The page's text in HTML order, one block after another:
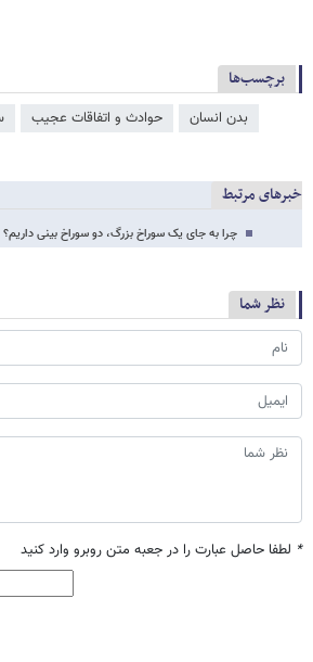
برچسب‌ها
بدن انسان حوادث و اتفاقات عجیب
خبرهای مرتبط
چرا به جای یک سوراخ بزرگ، دو سوراخ بینی داریم؟
نظر شما
* لطفا حاصل عبارت را در جعبه متن روبرو وارد کنید